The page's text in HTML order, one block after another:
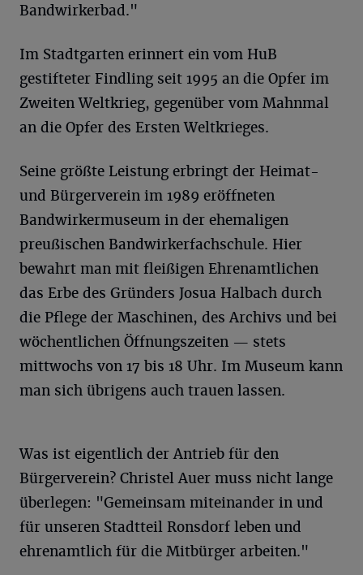
Bandwirkerbad."
Im Stadtgarten erinnert ein vom HuB
gestifteter Findling seit 1995 an die Opfer im
Zweiten Weltkrieg, gegenüber vom Mahnmal
an die Opfer des Ersten Weltkrieges.
Seine größte Leistung erbringt der Heimat-
und Bürgerverein im 1989 eröffneten
Bandwirkermuseum in der ehemaligen
preußischen Bandwirkerfachschule. Hier
bewahrt man mit fleißigen Ehrenamtlichen
das Erbe des Gründers Josua Halbach durch
die Pflege der Maschinen, des Archivs und bei
wöchentlichen Öffnungszeiten — stets
mittwochs von 17 bis 18 Uhr. Im Museum kann
man sich übrigens auch trauen lassen.
Was ist eigentlich der Antrieb für den
Bürgerverein? Christel Auer muss nicht lange
überlegen: "Gemeinsam miteinander in und
für unseren Stadtteil Ronsdorf leben und
ehrenamtlich für die Mitbürger arbeiten."